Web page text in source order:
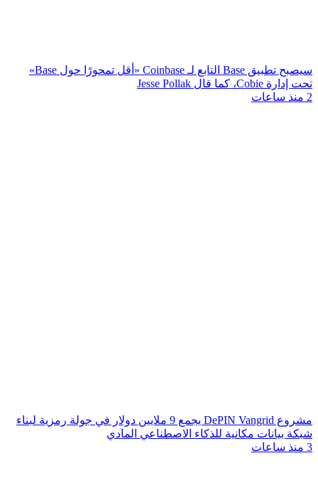
سيصبح تطبيق Base التابع لـ Coinbase «أقل تمحورًا حول Base»
تحت إدارة Cobie، كما قال Jesse Pollak
2 منذ ساعات
مشروع DePIN Vangrid يجمع 9 ملايين دولار في جولة رمزية لبناء
شبكة بيانات مكانية للذكاء الاصطناعي المادي
3 منذ ساعات